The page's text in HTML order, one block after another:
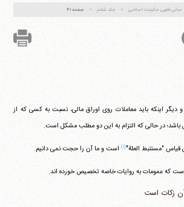
مبانی فقهی حکومت اسلامی جلد ششم صفحه ۴۱
اینکه باید معاملات روی اوراق مالی، نسبت به کسی که از
باشد؛ در حالی که التزام به این دو مطلب مشکل است.
قیاس "مستنبط العلة"(۱) است و ما آن را حجت نمی دانیم.
که عمومات به روایات خاصه تخصیص خورده اند.
آن زکات است